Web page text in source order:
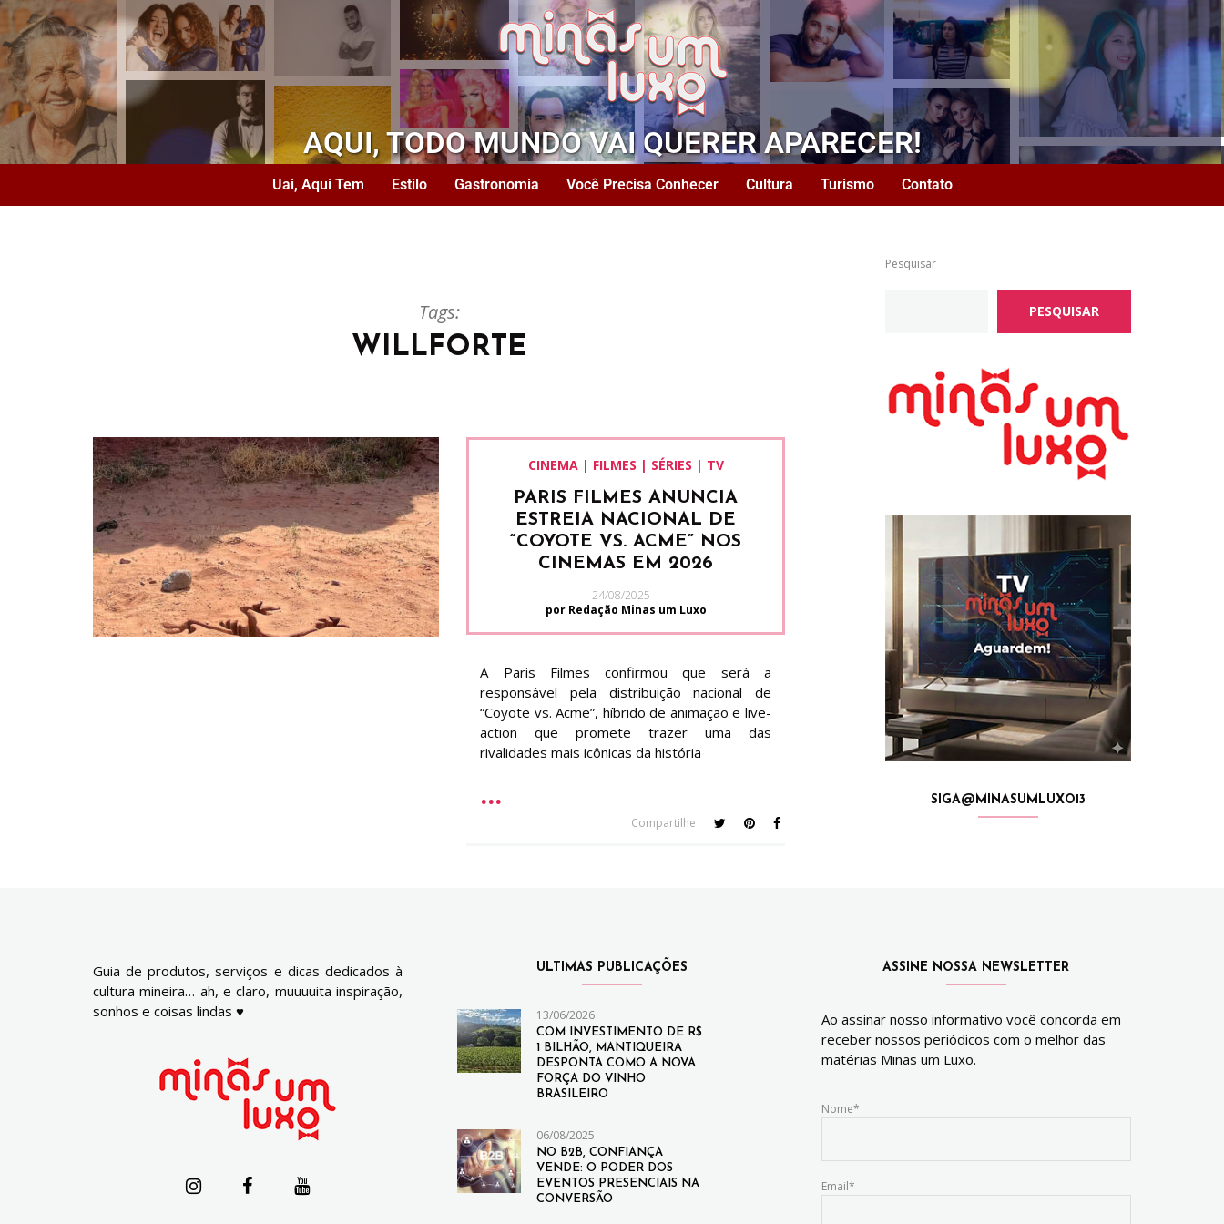
AQUI, TODO MUNDO VAI QUERER APARECER!
Uai, Aqui Tem Estilo Gastronomia Você Precisa Conhecer Cultura Turismo Contato
Tags:
WILLFORTE
CINEMA | FILMES | SÉRIES | TV
PARIS FILMES ANUNCIA
ESTREIA NACIONAL DE
“COYOTE VS. ACME” NOS
CINEMAS EM 2026
24/08/2025
por Redação Minas um Luxo
A Paris Filmes confirmou que será a
responsável pela distribuição nacional de
“Coyote vs. Acme”, híbrido de animação e live-
action que promete trazer uma das
rivalidades mais icônicas da história
Compartilhe
Pesquisar
PESQUISAR
SIGA@MINASUMLUXO13
Guia de produtos, serviços e dicas dedicados à
cultura mineira… ah, e claro, muuuuita inspiração,
sonhos e coisas lindas ♥
ULTIMAS PUBLICAÇÕES
13/06/2026
COM INVESTIMENTO DE R$
1 BILHÃO, MANTIQUEIRA
DESPONTA COMO A NOVA
FORÇA DO VINHO
BRASILEIRO
06/08/2025
NO B2B, CONFIANÇA
VENDE: O PODER DOS
EVENTOS PRESENCIAIS NA
CONVERSÃO
ASSINE NOSSA NEWSLETTER
Ao assinar nosso informativo você concorda em
receber nossos periódicos com o melhor das
matérias Minas um Luxo.
Nome*
Email*